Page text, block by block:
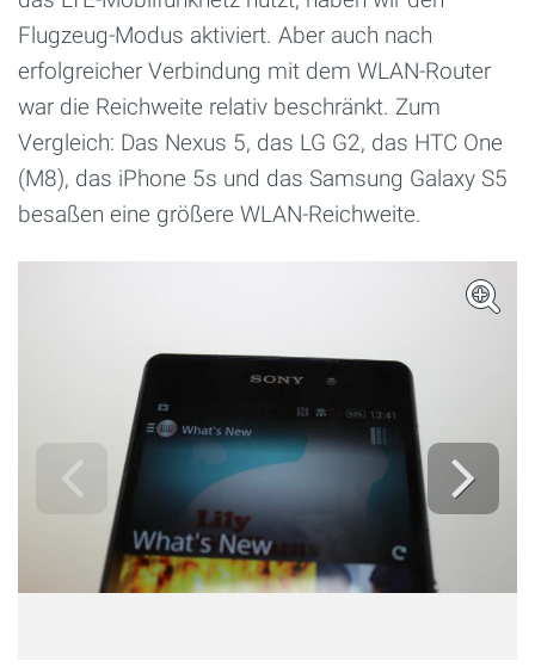
Flugzeug-Modus aktiviert. Aber auch nach
erfolgreicher Verbindung mit dem WLAN-Router
war die Reichweite relativ beschränkt. Zum
Vergleich: Das Nexus 5, das LG G2, das HTC One
(M8), das iPhone 5s und das Samsung Galaxy S5
besaßen eine größere WLAN-Reichweite.